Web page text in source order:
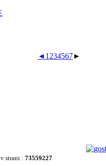
◄ 1 234567►
strani : 73559227